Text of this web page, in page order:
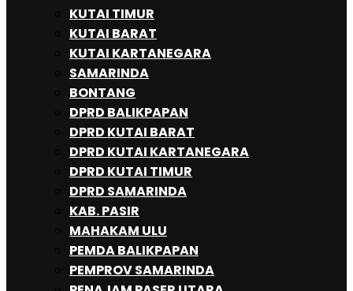
KUTAI TIMUR
KUTAI BARAT
KUTAI KARTANEGARA
SAMARINDA
BONTANG
DPRD BALIKPAPAN
DPRD KUTAI BARAT
DPRD KUTAI KARTANEGARA
DPRD KUTAI TIMUR
DPRD SAMARINDA
KAB. PASIR
MAHAKAM ULU
PEMDA BALIKPAPAN
PEMPROV SAMARINDA